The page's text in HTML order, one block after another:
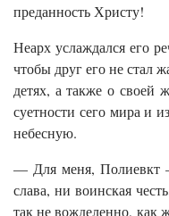
преданность Христу!
Неарх услаждался его
чтобы друг его не стал
детях, а также о своей
суетности сего мира и
небесную.
— Для меня, Полиевкт
слава, ни воинская
так не вожделенно, как